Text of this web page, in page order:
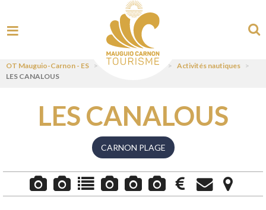
OT Mauguio-Carnon - ES > Visit > Pratiquer > Activités nautiques >
LES CANALOUS
LES CANALOUS
CARNON PLAGE